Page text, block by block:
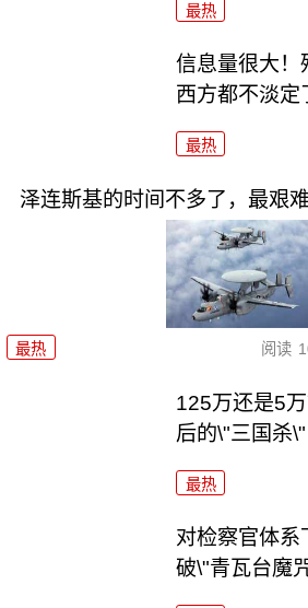
最热
信息量很大！
西方都不淡定
最热
泽连斯基的时间不多了，最艰
最热 阅读
125万还是5
后的\"三国杀\"
最热
对检察官体系
破\"青瓦台魔